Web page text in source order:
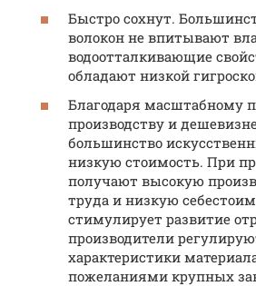
Быстро сохнут.
волокон не впитывают
водоотталкивающие
обладают низкой
Благодаря масштабному
производству и
большинство
низкую стоимость. При
получают высокую
труда и низкую
стимулирует развитие
производители
характеристики
пожеланиями крупных